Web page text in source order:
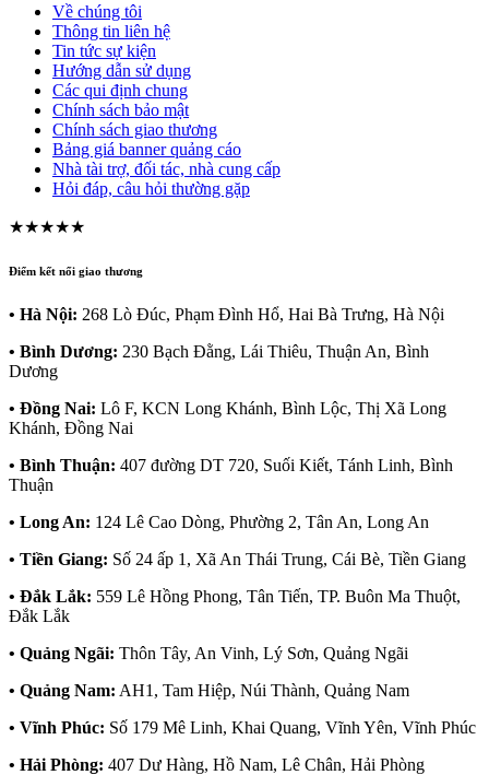
Về chúng tôi
Thông tin liên hệ
Tin tức sự kiện
Hướng dẫn sử dụng
Các qui định chung
Chính sách bảo mật
Chính sách giao thương
Bảng giá banner quảng cáo
Nhà tài trợ, đối tác, nhà cung cấp
Hỏi đáp, câu hỏi thường gặp
★★★★★
Điểm kết nối giao thương
• Hà Nội: 268 Lò Đúc, Phạm Đình Hổ, Hai Bà Trưng, Hà Nội
• Bình Dương: 230 Bạch Đằng, Lái Thiêu, Thuận An, Bình
Dương
• Đồng Nai: Lô F, KCN Long Khánh, Bình Lộc, Thị Xã Long
Khánh, Đồng Nai
• Bình Thuận: 407 đường DT 720, Suối Kiết, Tánh Linh, Bình
Thuận
• Long An: 124 Lê Cao Dòng, Phường 2, Tân An, Long An
• Tiền Giang: Số 24 ấp 1, Xã An Thái Trung, Cái Bè, Tiền Giang
• Đắk Lắk: 559 Lê Hồng Phong, Tân Tiến, TP. Buôn Ma Thuột,
Đắk Lắk
• Quảng Ngãi: Thôn Tây, An Vinh, Lý Sơn, Quảng Ngãi
• Quảng Nam: AH1, Tam Hiệp, Núi Thành, Quảng Nam
• Vĩnh Phúc: Số 179 Mê Linh, Khai Quang, Vĩnh Yên, Vĩnh Phúc
• Hải Phòng: 407 Dư Hàng, Hồ Nam, Lê Chân, Hải Phòng